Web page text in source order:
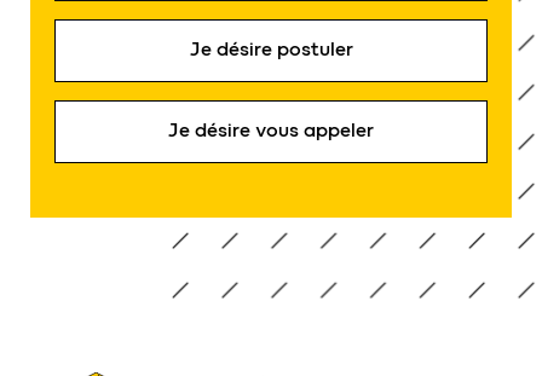
Je désire postuler
Je désire vous appeler